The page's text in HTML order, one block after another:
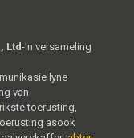
Ltd-'n versameling
lyne
van
toerusting,
asook